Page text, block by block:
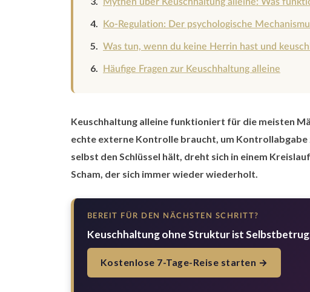
Mythen über Keuschhaltung alleine: Was
Ko-Regulation: Der psychologische
Was tun, wenn du keine Herrin hast und
Häufige Fragen zur Keuschhaltung alleine
Keuschhaltung alleine funktioniert für die meisten
echte externe Kontrolle braucht, um
selbst den Schlüssel hält, dreht sich in einem
Scham, der sich immer wieder wiederholt.
BEREIT FÜR DEN NÄCHSTEN SCHRITT?
Keuschhaltung ohne Struktur ist
Kostenlose 7-Tage-Reise starten →